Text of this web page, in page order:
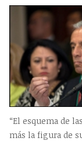
“El esquema de
más la figura de